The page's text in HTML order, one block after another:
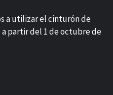
a utilizar el cinturón de
partir del 1 de octubre de